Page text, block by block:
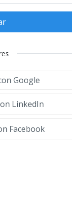
Google
LinkedIn
Facebook